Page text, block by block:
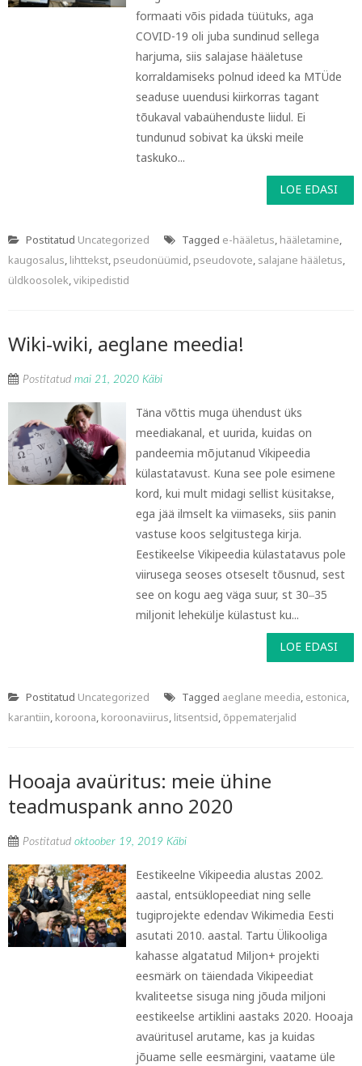
formaati võis pidada tüütuks, aga
COVID-19 oli juba sundinud sellega
harjuma, siis salajase hääletuse
korraldamiseks polnud ideed ka MTÜde
seaduse uuendusi kiirkorras tagant
tõukaval vabaühenduste liidul. Ei
tundunud sobivat ka ükski meile
taskuko...
LOE EDASI
Postitatud Uncategorized Tagged e-hääletus, hääletamine,
kaugosalus, lihttekst, pseudonüümid, pseudovote, salajane hääletus,
üldkoosolek,vikipedistid
Wiki-wiki, aeglane meedia!
Postitatud mai 21, 2020 Käbi
Täna võttis muga ühendust üks
meediakanal, et uurida, kuidas on
pandeemia mõjutanud Vikipeedia
külastatavust. Kuna see pole esimene
kord, kui mult midagi sellist küsitakse,
ega jää ilmselt ka viimaseks, siis panin
vastuse koos selgitustega kirja.
Eestikeelse Vikipeedia külastatavus pole
viirusega seoses otseselt tõusnud, sest
see on kogu aeg väga suur, st 30‒35
miljonit lehekülje külastust ku...
LOE EDASI
Postitatud Uncategorized Tagged aeglane meedia, estonica,
karantiin, koroona, koroonaviirus, litsentsid, õppematerjalid
Hooaja avaüritus: meie ühine
teadmuspank anno 2020
Postitatud oktoober 19, 2019 Käbi
Eestikeelne Vikipeedia alustas 2002.
aastal, entsüklopeediat ning selle
tugiprojekte edendav Wikimedia Eesti
asutati 2010. aastal. Tartu Ülikooliga
kahasse algatatud Miljon+ projekti
eesmärk on täiendada Vikipeediat
kvaliteetse sisuga ning jõuda miljoni
eestikeelse artiklini aastaks 2020. Hooaja
avaüritusel arutame, kas ja kuidas
jõuame selle eesmärgini, vaatame üle